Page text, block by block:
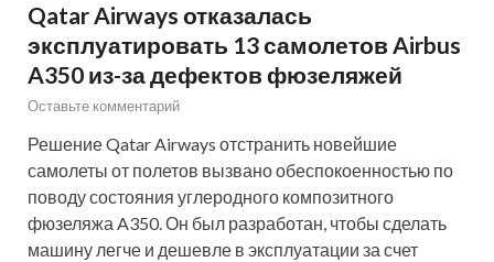
Qatar Airways отказалась
эксплуатировать 13 самолетов Airbus
A350 из-за дефектов фюзеляжей
Оставьте комментарий
Решение Qatar Airways отстранить новейшие
самолеты от полетов вызвано обеспокоенностью по
поводу состояния углеродного композитного
фюзеляжа A350. Он был разработан, чтобы сделать
машину легче и дешевле в эксплуатации за счет